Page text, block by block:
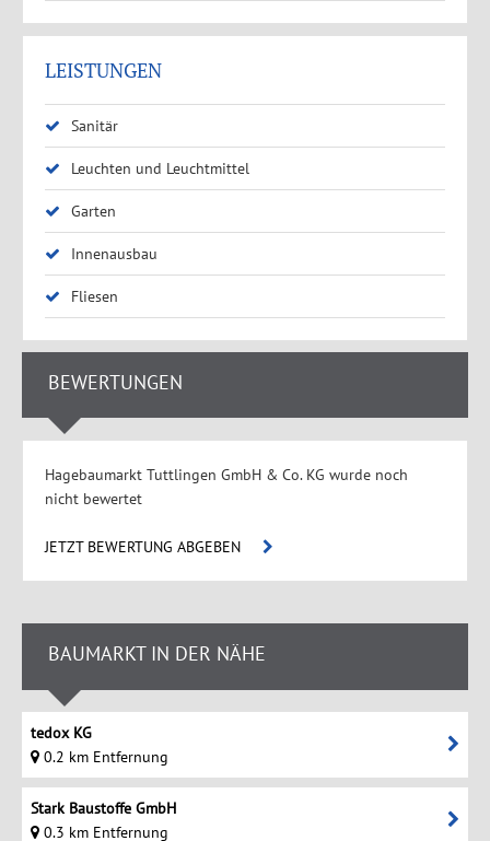
LEISTUNGEN
Sanitär
Leuchten und Leuchtmittel
Garten
Innenausbau
Fliesen
BEWERTUNGEN
Hagebaumarkt Tuttlingen GmbH & Co. KG wurde noch
nicht bewertet
JETZT BEWERTUNG ABGEBEN
BAUMARKT IN DER NÄHE
tedox KG
0.2 km Entfernung
Stark Baustoffe GmbH
0.3 km Entfernung